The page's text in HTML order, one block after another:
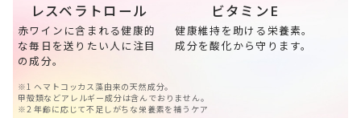
レスベラトロール
赤ワインに含まれる健康的
な毎日を送りたい人に注目
の成分。
ビタミンE
健康維持を助ける栄養素。
成分を酸化から守ります。
※1 ヘマトコッカス藻由来の天然成分。
甲殻類などアレルギー成分は含んでおりません。
※2 年齢に応じて不足しがちな栄養素を補うケア